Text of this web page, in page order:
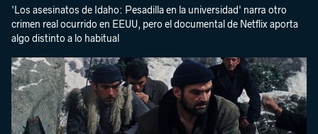
'Los asesinatos de Idaho: Pesadilla en la universidad' narra otro
crimen real ocurrido en EEUU, pero el documental de Netflix aporta
algo distinto a lo habitual